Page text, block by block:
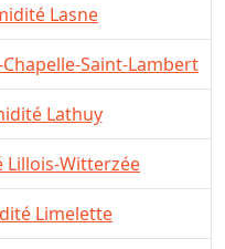
Lasne
Saint-Lambert
Lathuy
Witterzée
Limelette